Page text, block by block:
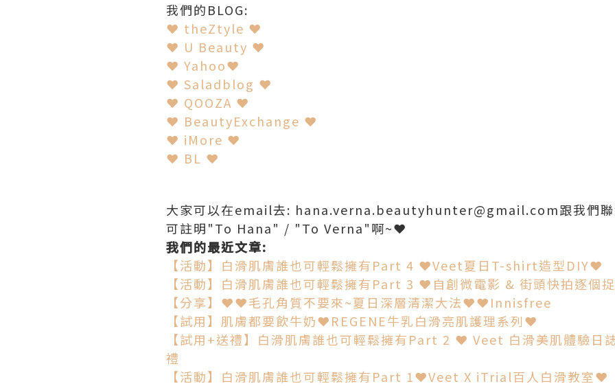
我們的BLOG:
❤ theZtyle ❤
❤ U Beauty ❤
❤ Yahoo❤
❤ Saladblog ❤
❤ QOOZA ❤
❤ BeautyExchange ❤
❤ iMore ❤
❤ BL ❤
大家可以在email去: hana.verna.beautyhunter@gmail.com跟我們
可註明"To Hana" / "To Verna"啊~❤
我們的最近文章:
【活動】白滑肌膚誰也可輕鬆擁有Part 4 ❤Veet夏日T-shirt造型DIY❤
【活動】白滑肌膚誰也可輕鬆擁有Part 3 ❤自創微電影 & 街頭快拍逐個
【分享】❤❤毛孔角質不要來~夏日深層清潔大法❤❤Innisfree
【試用】肌膚都要飲牛奶❤REGENE牛乳白滑亮肌護理系列❤
【試用+送禮】白滑肌膚誰也可輕鬆擁有Part 2 ❤ Veet 白滑美肌體驗
禮
【活動】白滑肌膚誰也可輕鬆擁有Part 1❤Veet X iTrial百人白滑教室❤